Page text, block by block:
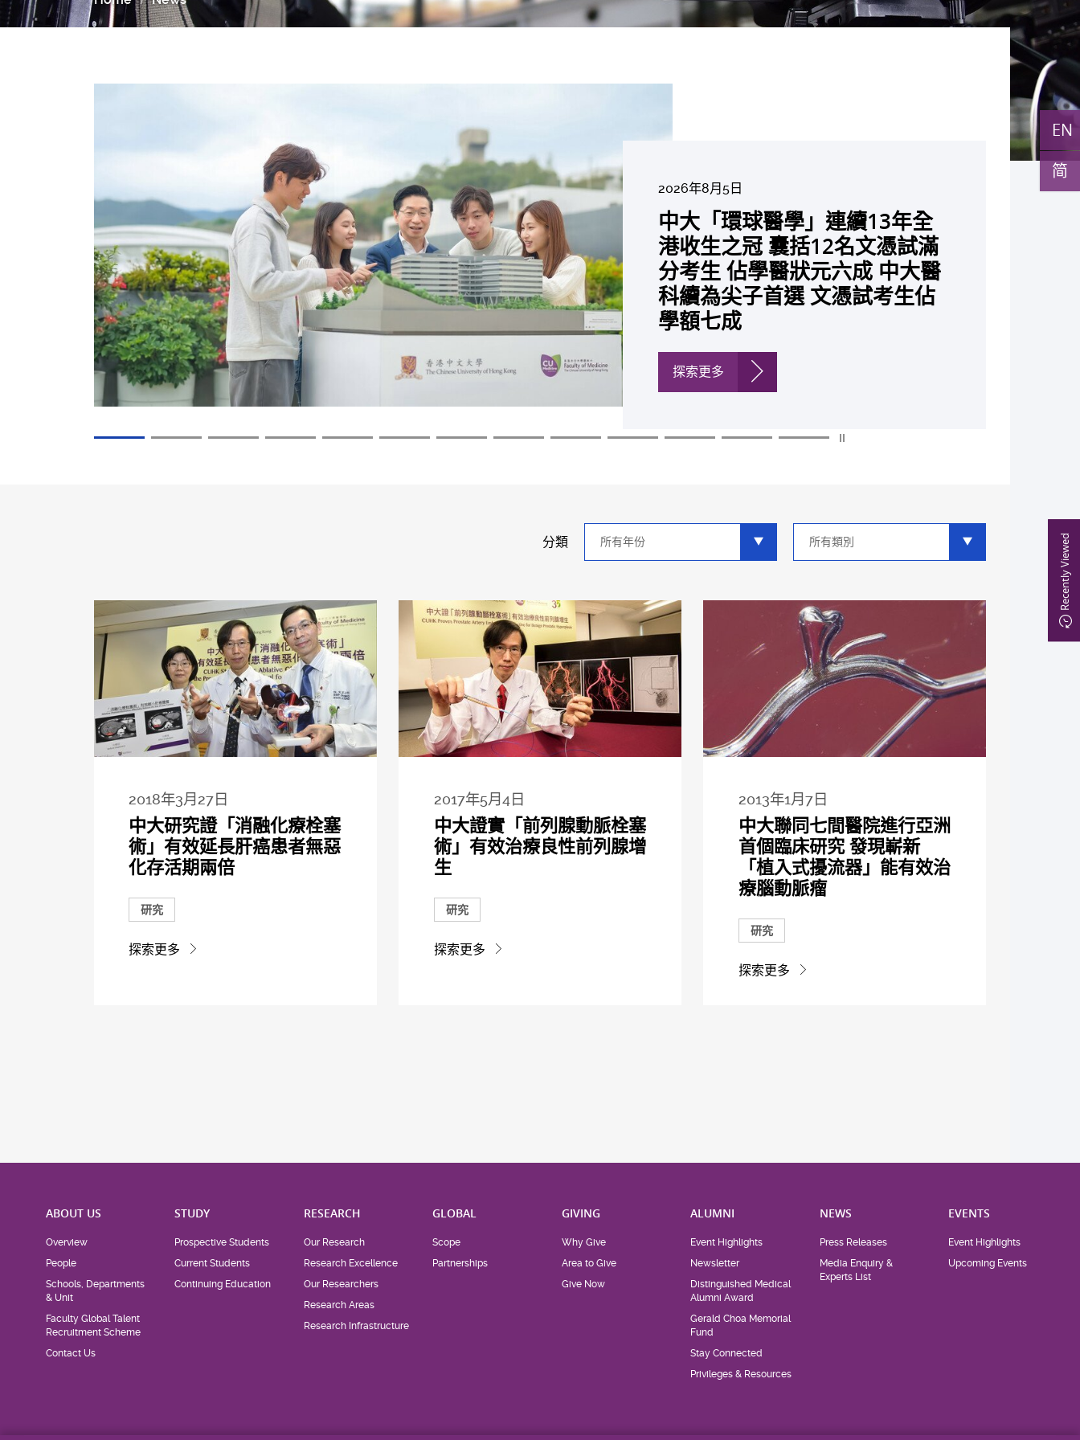
Recently Viewed
EN
简
2026年8月5日
中大「環球醫學」連續13年全
港收生之冠 囊括12名文憑試滿
分考生 佔學醫狀元六成 中大醫
科續為尖子首選 文憑試考生佔
學額七成
探索更多
2026年7月27日
中大成立嶄新 ITECH醫療科技
評估平台 推動健康經濟分析及
價值醫療
中大研發「AI-OCT」系統助測
糖尿黃斑水腫 假陽性轉介個案
銳減六成 縮短患者輪候診症時
間
探索更多
中大黃秀娟教授獲頒中國工程界
最高榮譽「光華工程科技獎」
成為今屆醫藥衞生領域唯一香港
學者
探索更多
中大新設「香港中文大學鳳凰獎
學金」嘉許公開試狀元 鼓勵學
醫狀元走出課堂放眼世界 裝備
21世紀妙手仁醫
探索更多
中大全新一站式PGT-Plus方案
精準辨識傳統檢測中複雜基因異
常「盲點」 降低人工受孕流產
及異常妊娠風險
探索更多
2026年6月22日
中大發現青光眼治療新靶點 小
鼠實驗證實可恢復七成視力 有
助開創嶄新神經保護療法
探索更多
2026年6月17日
中大成功拆解肝癌免疫治療耐藥
性機制 揭一種免疫細胞具「除
廢餵食」新功能助癌細胞耐藥性
探索更多
2026年6月10日
中大與多名全球專家共同牽頭跨
國肺癌研究 逾半晚期ALK陽性
肺癌病人七年無惡化 因特定基
因異常而引起的肺癌有望變成
「慢性病」 患者可與病共存
探索更多
2026年6月5日
中大教授陳重娥獲頒「清野裕傑
出領袖獎」 成為本港首名學者
榮膺亞洲糖尿病教研最高榮譽
探索更多
2026年6月2日
中大匯聚逾200位區域專家 探討
私人醫療保險如何推動全民健康
覆蓋
探索更多
2026年5月19日
中大張源津醫生成首位亞洲研究
員 榮獲國際泌尿科權威獎項
John K. Lattimer 講座獎
探索更多
2026年5月14日
中大取得「從實驗室到臨床應
用」研究突破 初步證實GLP-1
藥物可改善嚴重中風康復情況
探索更多
分類
類
分
2018年3月27日
中大研究證「消融化療栓塞
術」有效延長肝癌患者無惡
化存活期兩倍
研究
探索更多
2017年5月4日
中大證實「前列腺動脈栓塞
術」有效治療良性前列腺增
生
研究
探索更多
2013年1月7日
中大聯同七間醫院進行亞洲
首個臨床研究 發現嶄新
「植入式擾流器」能有效治
療腦動脈瘤
研究
探索更多
ABOUT US
Overview
People
Schools, Departments
& Unit
Faculty Global Talent
Recruitment Scheme
Contact Us
STUDY
Prospective Students
Current Students
Continuing Education
RESEARCH
Our Research
Research Excellence
Our Researchers
Research Areas
Research Infrastructure
GLOBAL
Scope
Partnerships
GIVING
Why Give
Area to Give
Give Now
ALUMNI
Event Highlights
Newsletter
Distinguished Medical
Alumni Award
Gerald Choa Memorial
Fund
Stay Connected
Privileges & Resources
NEWS
Press Releases
Media Enquiry &
Experts List
EVENTS
Event Highlights
Upcoming Events